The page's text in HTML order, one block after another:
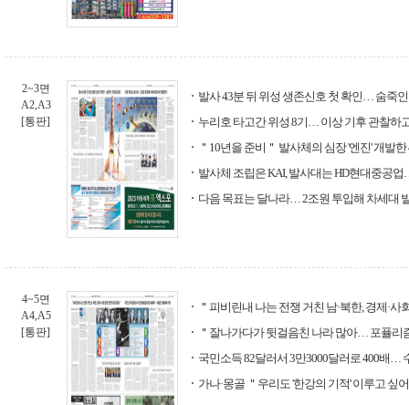
2~3면
A2,A3
[통판]
발사 43분 뒤 위성 생존신호 첫 확인… 숨죽
누리호 타고간 위성 8기… 이상 기후 관찰하
＂10년을 준비＂ 발사체의 심장 '엔진' 개발한
발사체 조립은 KAI, 발사대는 HD현대중공
다음 목표는 달나라… 2조원 투입해 차세대
4~5면
A4,A5
[통판]
＂피비린내 나는 전쟁 거친 남·북한, 경제·
＂잘나가다가 뒷걸음친 나라 많아… 포퓰리
국민소득 82달러서 3만3000달러로 400배…
가나·몽골 ＂우리도 '한강의 기적' 이루고 싶